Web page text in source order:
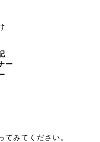
ー
みてください。